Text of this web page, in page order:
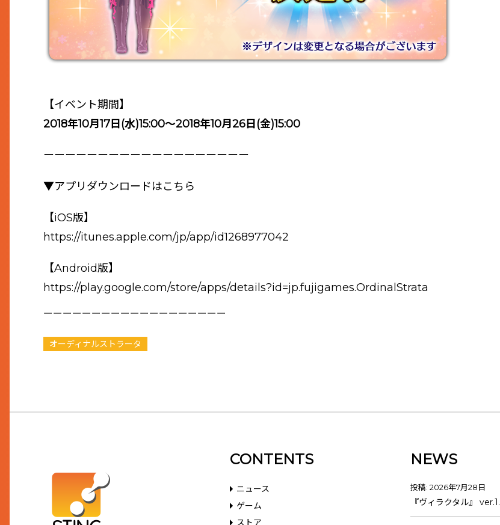
【イベント期間】
2018年10月17日(水)15:00～2018年10月26日(金)15:00
ーーーーーーーーーーーーーーーーーーー
▼アプリダウンロードはこちら
【iOS版】
https://itunes.apple.com/jp/app/id1268977042
【Android版】
https://play.google.com/store/apps/details?id=jp.fujigames.OrdinalStrata
ーーーーーーーーーーーーーーーーーーー
オーディナルストラータ
CONTENTS
ニュース
ゲーム
ストア
NEWS
投稿: 2026年7月28日
『ヴィラクタル』